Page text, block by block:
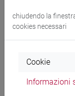
Docenti
Materiali
chiudendo la
cookies necessari
Cookie
Informazioni